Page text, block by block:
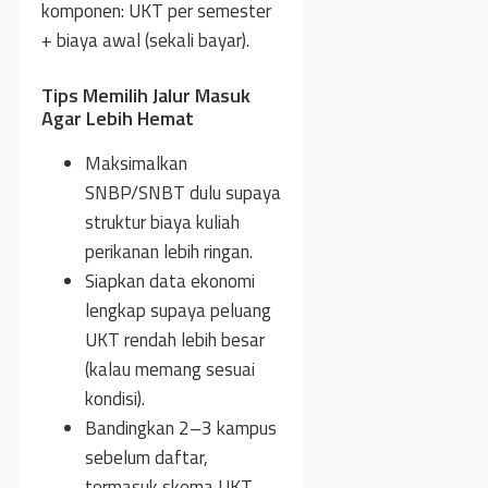
komponen: UKT per semester
+ biaya awal (sekali bayar).
Tips Memilih Jalur Masuk
Agar Lebih Hemat
Maksimalkan
SNBP/SNBT dulu supaya
struktur biaya kuliah
perikanan lebih ringan.
Siapkan data ekonomi
lengkap supaya peluang
UKT rendah lebih besar
(kalau memang sesuai
kondisi).
Bandingkan 2–3 kampus
sebelum daftar,